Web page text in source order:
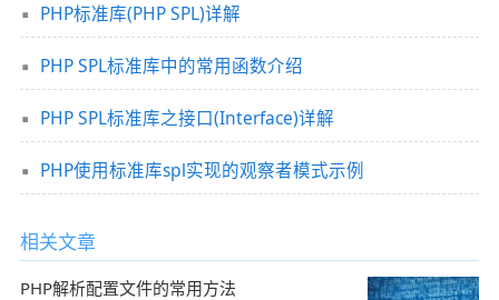
PHP标准库(PHP SPL)详解
PHP SPL标准库中的常用函数介绍
PHP SPL标准库之接口(Interface)详解
PHP使用标准库spl实现的观察者模式示例
相关文章
PHP解析配置文件的常用方法